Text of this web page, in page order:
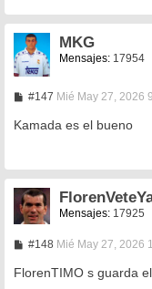
e
MKG
Mensajes: 17954
#147M
n
s
e
Mié May 27, 2026
Kamada es el bueno
Mensajes: 17925
#148M
n
s
Mié May 27, 2026
FlorenTIMO s guarda